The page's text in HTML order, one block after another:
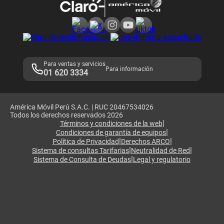
Adquirientes iPhone 6, 6S y SE
Mensaje de Seguridad
Términos y Condiciones de Tienda Claro
Libro de Reclamaciones
Para ventas y servicios
01 620 3334 Para información
América Móvil Perú S.A.C. | RUC 20467534026
Todos los derechos reservados 2026
Términos y condiciones de la web|
Condiciones de garantía de equipos|
Política de Privacidad|Derechos ARCO|
Sistema de consultas Tarifarias|Neutralidad de Red|
Sistema de Consulta de Deudas|Legal y regulatorio